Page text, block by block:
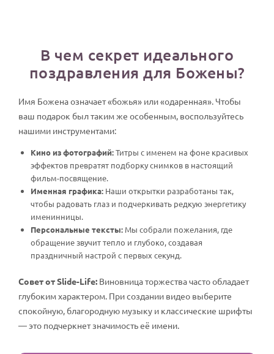
В чем секрет идеального
поздравления для Божены?
Имя Божена означает «божья» или «одаренная». Чтобы
ваш подарок был таким же особенным, воспользуйтесь
нашими инструментами:
Кино из фотографий:Титры с именем на фоне красивых
эффектов превратят подборку снимков в настоящий
фильм-посвящение.
Именная графика: Наши открытки разработаны так,
чтобы радовать глаз и подчеркивать редкую энергетику
именинницы.
Персональные тексты: Мы собрали пожелания, где
обращение звучит тепло и глубоко, создавая
праздничный настрой с первых секунд.
Совет от Slide-Life: Виновница торжества часто обладает
глубоким характером. При создании видео выберите
спокойную, благородную музыку и классические шрифты
— это подчеркнет значимость её имени.